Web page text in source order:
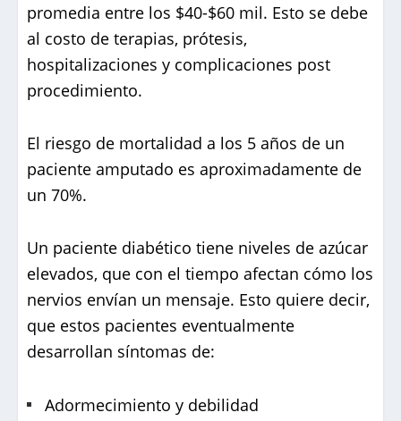
promedia entre los $40-$60 mil. Esto se debe
al costo de terapias, prótesis,
hospitalizaciones y complicaciones post
procedimiento.
El riesgo de mortalidad a los 5 años de un
paciente amputado es aproximadamente de
un 70%.
Un paciente diabético tiene niveles de azúcar
elevados, que con el tiempo afectan cómo los
nervios envían un mensaje. Esto quiere decir,
que estos pacientes eventualmente
desarrollan síntomas de:
Adormecimiento y debilidad